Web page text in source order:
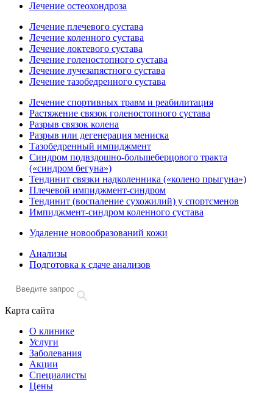
Лечение остеохондроза
Лечение плечевого сустава
Лечение коленного сустава
Лечение локтевого сустава
Лечение голеностопного сустава
Лечение лучезапястного сустава
Лечение тазобедренного сустава
Лечение спортивных травм и реабилитация
Растяжение связок голеностопного сустава
Разрыв связок колена
Разрыв или дегенерация мениска
Тазобедренный импиджмент
Синдром подвздошно-большеберцового тракта
(«синдром бегуна»)
Тендинит связки надколенника («колено прыгуна»)
Плечевой импиджмент-синдром
Тендинит (воспаление сухожилий) у спортсменов
Импиджмент-синдром коленного сустава
Удаление новообразований кожи
Анализы
Подготовка к сдаче анализов
Карта сайта
О клинике
Услуги
Заболевания
Акции
Специалисты
Цены